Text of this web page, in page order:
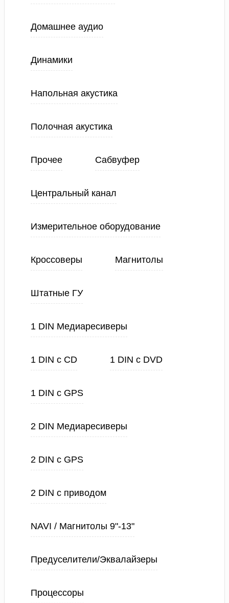
Домашнее аудио
Динамики
Напольная акустика
Полочная акустика
Прочее Сабвуфер
Центральный канал
Измерительное оборудование
Кроссоверы Магнитолы
Штатные ГУ
1 DIN Медиаресиверы
1 DIN с CD 1 DIN с DVD
1 DIN с GPS
2 DIN Медиаресиверы
2 DIN с GPS
2 DIN с приводом
NAVI / Магнитолы 9"-13"
Предуселители/Эквалайзеры
Процессоры